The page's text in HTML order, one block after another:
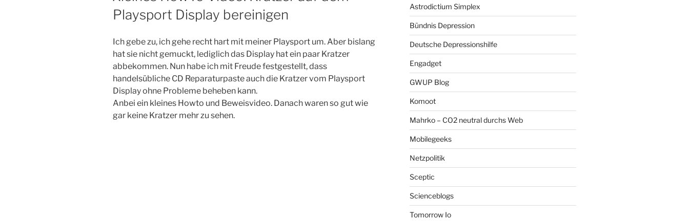
Playsport Display bereinigen
Ich gebe zu, ich gehe recht hart mit meiner Playsport um. Aber bislang
hat sie nicht gemuckt, lediglich das Display hat ein paar Kratzer
abbekommen. Nun habe ich mit Freude festgestellt, dass
handelsübliche CD Reparaturpaste auch die Kratzer vom Playsport
Display ohne Probleme beheben kann.
Anbei ein kleines Howto und Beweisvideo. Danach waren so gut wie
gar keine Kratzer mehr zu sehen.
Astrodictium Simplex
Bündnis Depression
Deutsche Depressionshilfe
Engadget
GWUP Blog
Komoot
Mahrko – CO2 neutral durchs Web
Mobilegeeks
Netzpolitik
Sceptic
Scienceblogs
Tomorrow Io